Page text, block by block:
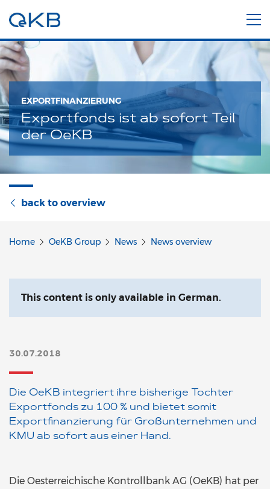
EXPORTFINANZIERUNG
Exportfonds ist ab sofort Teil
der OeKB
back to overview
Home OeKB Group News News overview
This content is only available in German.
30.07.2018
Die OeKB integriert ihre bisherige Tochter
Exportfonds zu 100 % und bietet somit
Exportfinanzierung für Großunternehmen und
KMU ab sofort aus einer Hand.
Die Oesterreichische Kontrollbank AG (OeKB) hat per